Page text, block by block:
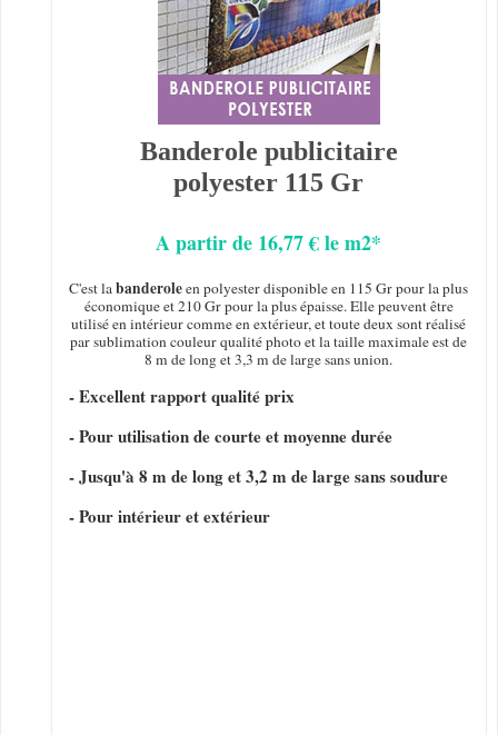
Banderole publicitaire
polyester 115 Gr
A partir de 16,77 € le m2*
C'est labanderoleen polyester disponible en 115 Gr pour la plus
économique et 210 Gr pour la plus épaisse. Elle peuvent être
utilisé en intérieur comme en extérieur, et toute deux sont réalisé
par sublimation couleur qualité photo et la taille maximale est de
8 m de long et 3,3 m de large sans union.
- Excellent rapport qualité prix
- Pour utilisation de courte et moyenne durée
- Jusqu'à 8 m de long et 3,2 m de large sans soudure
- Pour intérieur et extérieur